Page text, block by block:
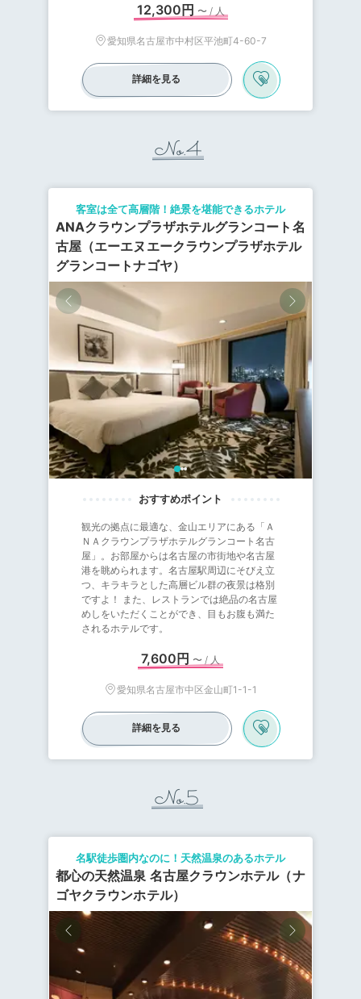
12,300円 〜 / 人
愛知県名古屋市中村区平池町4-60-7
詳細を見る
No.4
ANAクラウンプラザホテルグランコート名
古屋（エーエヌエークラウンプラザホテル
グランコートナゴヤ）
客室は全て高層階！絶景を堪能できるホテル
観光の拠点に最適な、金山エリアにある「Ａ
ＮＡクラウンプラザホテルグランコート名古
屋」。お部屋からは名古屋の市街地や名古屋
港を眺められます。名古屋駅周辺にそびえ立
つ、キラキラとした高層ビル群の夜景は格別
ですよ！ また、レストランでは絶品の名古屋
めしをいただくことができ、目もお腹も満た
されるホテルです。
7,600円 〜 / 人
愛知県名古屋市中区金山町1-1-1
詳細を見る
No.5
都心の天然温泉 名古屋クラウンホテル（ナ
ゴヤクラウンホテル）
名駅徒歩圏内なのに！天然温泉のあるホテル